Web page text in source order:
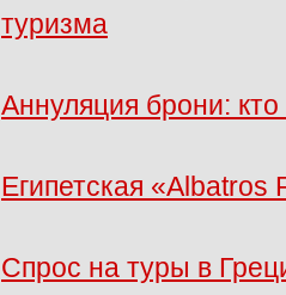
туризма
Аннуляция брони:
Египетская «Albatros
Спрос на туры в